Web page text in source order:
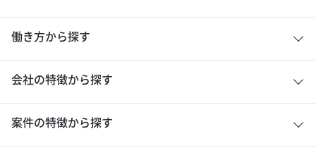
働き方から探す
会社の特徴から探す
案件の特徴から探す